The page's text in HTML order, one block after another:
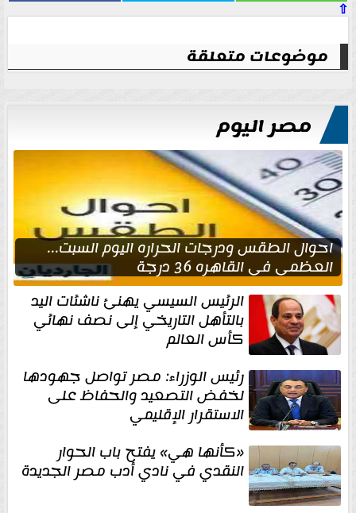
⇧
موضوعات متعلقة
مصر اليوم
احوال الطقس ودرجات الحراره اليوم السبت...
العظمى في القاهره 36 درجة
الرئيس السيسي يهنئ ناشئات اليد
بالتأهل التاريخي إلى نصف نهائي
كأس العالم
رئيس الوزراء: مصر تواصل جهودها
لخفض التصعيد والحفاظ على
الاستقرار الإقليمي
«كأنها هي» يفتح باب الحوار
النقدي في نادي أدب مصر الجديدة